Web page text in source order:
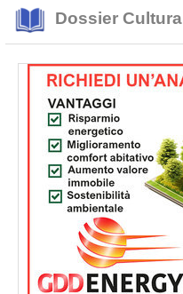
Dossier Cultura